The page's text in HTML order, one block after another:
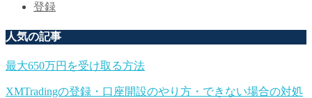
登録
人気の記事
最大650万円を受け取る方法
XMTradingの登録・口座開設のやり方・できない場合の対処